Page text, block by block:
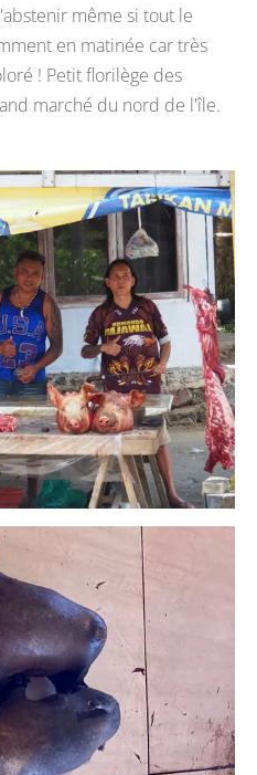
même si tout le
en matinée car très
! Petit florilège des
marché du nord de l'île.